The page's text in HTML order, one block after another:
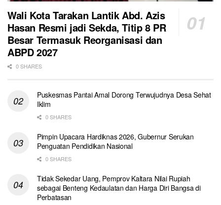
Wali Kota Tarakan Lantik Abd. Azis
Hasan Resmi jadi Sekda, Titip 8 PR
Besar Termasuk Reorganisasi dan
ABPD 2027
0 SHARES
Puskesmas Pantai Amal Dorong Terwujudnya Desa Sehat
Iklim
0 SHARES
Pimpin Upacara Hardiknas 2026, Gubernur Serukan
Penguatan Pendidikan Nasional
0 SHARES
Tidak Sekedar Uang, Pemprov Kaltara Nilai Rupiah
sebagai Benteng Kedaulatan dan Harga Diri Bangsa di
Perbatasan